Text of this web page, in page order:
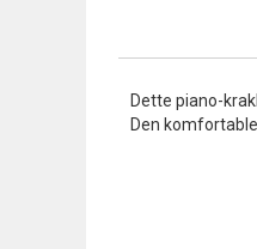
images
Dette piano-
Den